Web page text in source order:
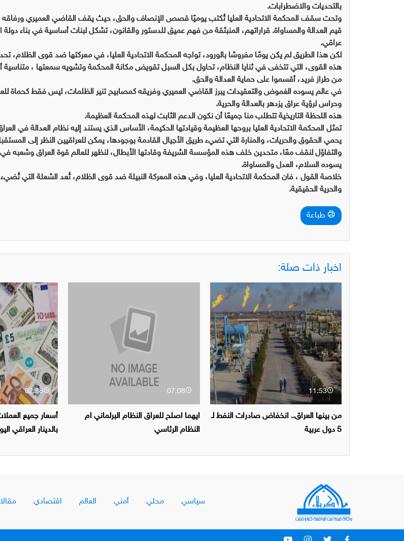
بالتحديات والاضطرابات.
وتحت سقف المحكمة الاتحادية العليا تُكتب يوميًا قصص الإنصاف والحق، حيث يقف القاضي العميري
قيم العدالة والمساواة. قراراتهم، المنبثقة من فهم عميق للدستور والقانون، تشكل لبنات أساسية في بناء دولة
عراقي.
لكن هذا الطريق لم يكن يومًا مفروشا بالورود، تواجه المحكمة الاتحادية العليا، في معركتها ضد قوى الظلام،
هذه القوى، التي تتخفى في ثنايا النظام، تحاول بكل السبل تقويض مكانة المحكمة وتشويه سمعتها ، متناسية
من طراز فريد، أقسموا على حماية العدالة والحق.
في عالم يسوده الغموض والتعقيدات يبرز القاضي العميري وفريقه كمصابيح تنير الظلمات، ليس فقط كحماة
وحراس لرؤية عراق يزدهر بالعدالة والحرية.
هذه اللحظة التاريخية تتطلب منا جميعًا أن نكون الدعم الثابت لهذه المحكمة العظيمة.
تمثل المحكمة الاتحادية العليا بروحها العظيمة وقيادتها الحكيمة، الأساس الذي يستند إليه نظام العدالة في
يحمي الحقوق والحريات، والمنارة التي تضيء طريق الأجيال القادمة بوجودها، يمكن للعراقيين النظر إلى
والتفاؤل لنقف معًا، متحدين خلف هذه المؤسسة الشريفة وقادتها الأبطال، لنظهر للعالم قوة العراق وشعبه
يسوده السلام، العدل والمساواة.
خلاصة القول ، فان المحكمة الاتحادية العليا، وفي هذه المعركة النبيلة ضد قوى الظلام، تُعد الشعلة التي تُضيء
والحرية الحقيقية.
طباعة
اخبار ذات صلة:
11:53
من بينها العراق.. انخفاض صادرات النفط لـ
5 دول عربية
07:08
ايهما اصلح للعراق النظام البرلماني ام
النظام الرئاسي
02:38
أسعار جميع
بالدينار العراقي
سياسي محلي أمني العالم اقتصادي